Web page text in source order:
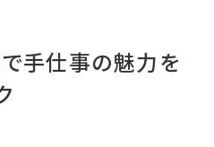
手仕事の魅力を